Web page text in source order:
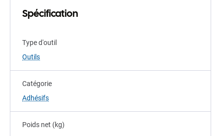
Spécification
Type d'outil
Outils
Catégorie
Adhésifs
Poids net (kg)